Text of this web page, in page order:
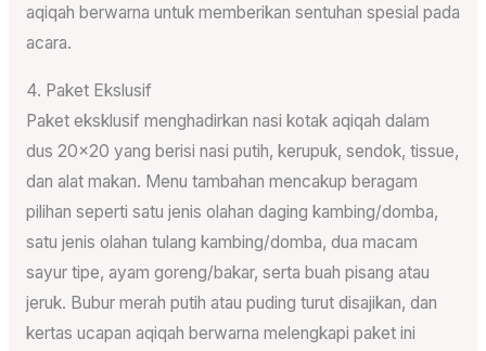
aqiqah berwarna untuk memberikan sentuhan spesial pada
acara.
4. Paket Ekslusif
Paket eksklusif menghadirkan nasi kotak aqiqah dalam
dus 20×20 yang berisi nasi putih, kerupuk, sendok, tissue,
dan alat makan. Menu tambahan mencakup beragam
pilihan seperti satu jenis olahan daging kambing/domba,
satu jenis olahan tulang kambing/domba, dua macam
sayur tipe, ayam goreng/bakar, serta buah pisang atau
jeruk. Bubur merah putih atau puding turut disajikan, dan
kertas ucapan aqiqah berwarna melengkapi paket ini